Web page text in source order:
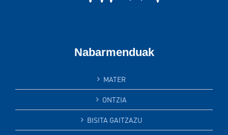
Nabarmenduak
MATER
ONTZIA
BISITA GAITZAZU